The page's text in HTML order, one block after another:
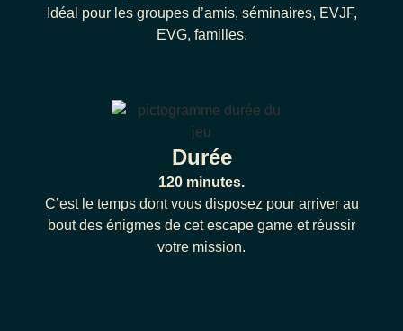
Idéal pour les groupes d’amis, séminaires, EVJF,
EVG, familles.
Durée
120 minutes.
C’est le temps dont vous disposez pour arriver au
bout des énigmes de cet escape game et réussir
votre mission.